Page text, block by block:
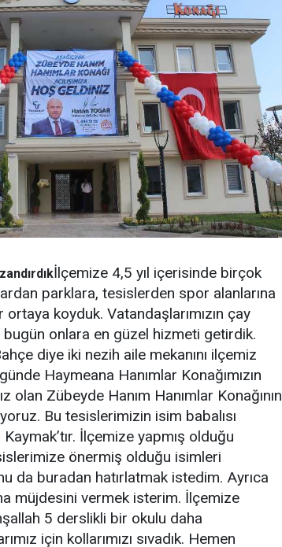
İlçemize 4,5 yıl içerisinde birçok
parklara, tesislerden spor alanlarına
koyduk. Vatandaşlarımızın çay
onlara en güzel hizmeti getirdik.
diye iki nezih aile mekanını ilçemiz
Haymeana Hanımlar Konağımızın
olan Zübeyde Hanım Hanımlar Konağının
Bu tesislerimizin isim babalısı
İlçemize yapmış olduğu
önermiş olduğu isimleri
da buradan hatırlatmak istedim. Ayrıca
müjdesini vermek isterim. İlçemize
5 derslikli bir okulu daha
için kollarımızı sıvadık. Hemen